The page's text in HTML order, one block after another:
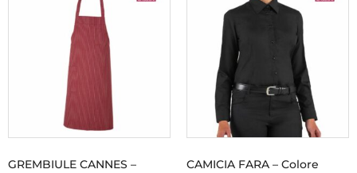
GREMBIULE CANNES –
CAMICIA FARA – Colore